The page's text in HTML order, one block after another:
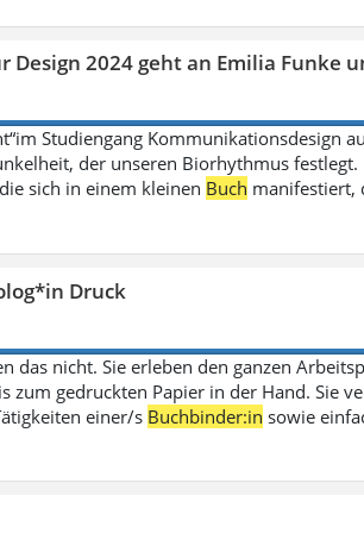
Design 2024 geht an Emilia Funke
Studiengang Kommunikationsdesign
der unseren Biorhythmus
sich in einem kleinen Buch manifestiert,
Druck
das nicht. Sie erleben den ganzen
zum gedruckten Papier in der Hand. Sie
einer/s Buchbinder:in sowie